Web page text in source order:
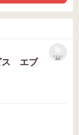
ス エブ
リストに
保存